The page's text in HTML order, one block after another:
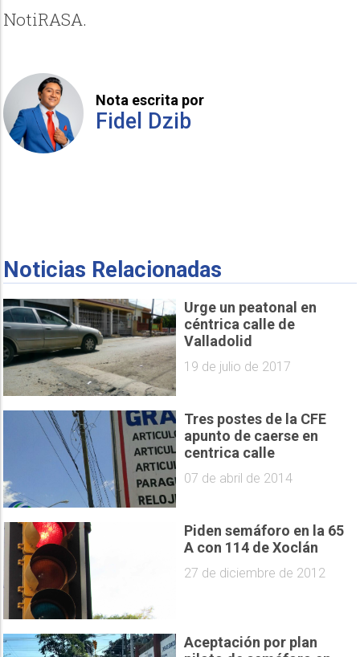
NotiRASA.
Nota escrita por
Fidel Dzib
Noticias Relacionadas
Urge un peatonal en
céntrica calle de
Valladolid
19 de julio de 2017
Tres postes de la CFE
apunto de caerse en
centrica calle
07 de abril de 2014
Piden semáforo en la 65
A con 114 de Xoclán
27 de diciembre de 2012
Aceptación por plan